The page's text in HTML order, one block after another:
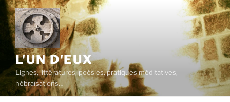
Aller
au
contenu
principal
L'UN D'EUX
Lignes, littératures, poésies, pratiques méditatives,
hébraïsations…